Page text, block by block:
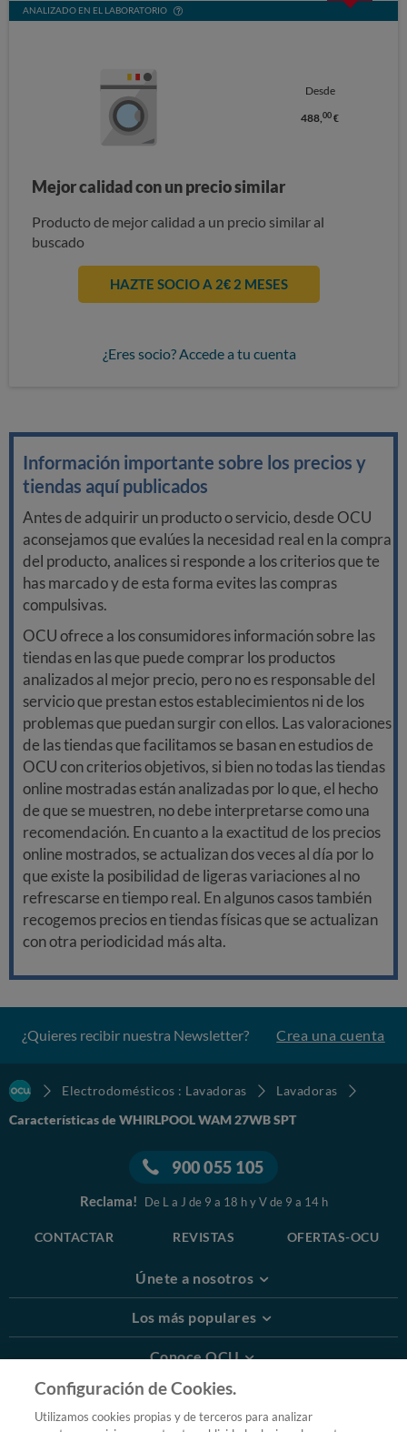
ANALIZADO EN EL LABORATORIO
Desde
488,00 €
Mejor calidad con un precio similar
Producto de mejor calidad a un precio similar al
buscado
HAZTE SOCIO A 2€ 2 MESES
¿Eres socio? Accede a tu cuenta
Información importante sobre los precios y
tiendas aquí publicados
Antes de adquirir un producto o servicio, desde OCU
aconsejamos que evalúes la necesidad real en la compra
del producto, analices si responde a los criterios que te
has marcado y de esta forma evites las compras
compulsivas.
OCU ofrece a los consumidores información sobre las
tiendas en las que puede comprar los productos
analizados al mejor precio, pero no es responsable del
servicio que prestan estos establecimientos ni de los
problemas que puedan surgir con ellos. Las valoraciones
de las tiendas que facilitamos se basan en estudios de
OCU con criterios objetivos, si bien no todas las tiendas
online mostradas están analizadas por lo que, el hecho
de que se muestren, no debe interpretarse como una
recomendación. En cuanto a la exactitud de los precios
online mostrados, se actualizan dos veces al día por lo
que existe la posibilidad de ligeras variaciones al no
refrescarse en tiempo real. En algunos casos también
recogemos precios en tiendas físicas que se actualizan
con otra periodicidad más alta.
¿Quieres recibir nuestra Newsletter? Crea una cuenta
Electrodomésticos : Lavadoras
Lavadoras
Características de WHIRLPOOL WAM 27WB SPT
900 055 105
Reclama! De L a J de 9 a 18 h y V de 9 a 14 h
CONTACTAR REVISTAS OFERTAS-OCU
Únete a nosotros
Los más populares
Conoce OCU
Más Información
Configuración de Cookies.
Utilizamos cookies propias y de terceros para analizar